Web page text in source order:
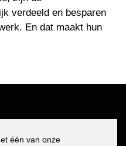
verdeeld en besparen
En dat maakt hun
één van onze